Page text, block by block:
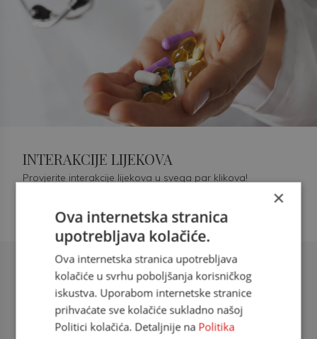
Šećerna bolest tip 2 = kardiovaskularna
doc. dr. sc. Višnja Kokić Maleš,
dr.med., specijalististica
INTERAKCIJE LIJEKOVA
Provjerite interakcije lijekova u svega par klikova!
×
Ova internetska stranica
upotrebljava kolačiće.
Ova internetska stranica upotrebljava
kolačiće u svrhu poboljšanja korisničkog
iskustva. Uporabom internetske stranice
prihvaćate sve kolačiće sukladno našoj
Politici kolačića. Detaljnije na Politika